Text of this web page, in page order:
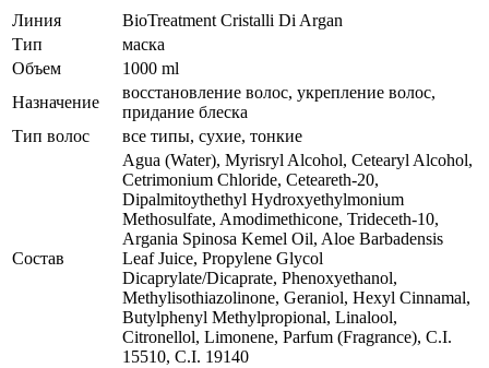
Линия
BioTreatment Cristalli Di Argan
Тип
маска
Объем
1000 ml
Назначение
восстановление волос, укрепление волос,
придание блеска
Тип волос
все типы, сухие, тонкие
Состав
Agua (Water), Myrisryl Alcohol, Cetearyl Alcohol,
Cetrimonium Chloride, Ceteareth-20,
Dipalmitoythethyl Hydroxyethylmonium
Methosulfate, Amodimethicone, Trideceth-10,
Argania Spinosa Kemel Oil, Aloe Barbadensis
Leaf Juice, Propylene Glycol
Dicaprylate/Dicaprate, Phenoxyethanol,
Methylisothiazolinone, Geraniol, Hexyl Cinnamal,
Butylphenyl Methylpropional, Linalool,
Citronellol, Limonene, Parfum (Fragrance), C.I.
15510, C.I. 19140